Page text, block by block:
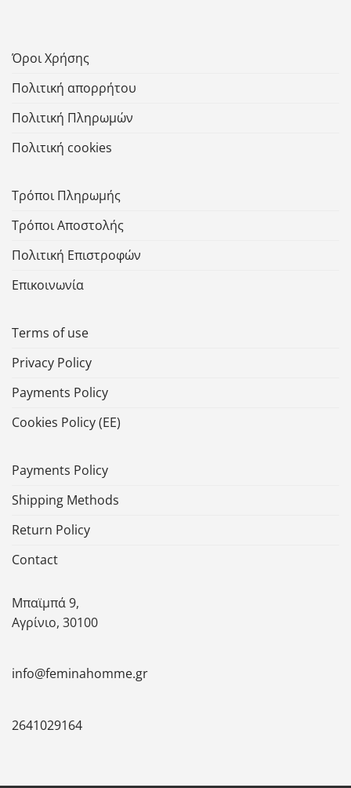
Όροι Χρήσης
Πολιτική απορρήτου
Πολιτική Πληρωμών
Πολιτική cookies
Τρόποι Πληρωμής
Τρόποι Αποστολής
Πολιτική Επιστροφών
Επικοινωνία
Terms of use
Privacy Policy
Payments Policy
Cookies Policy (ΕΕ)
Payments Policy
Shipping Methods
Return Policy
Contact
Μπαϊμπά 9,
Αγρίνιο, 30100
info@feminahomme.gr
2641029164